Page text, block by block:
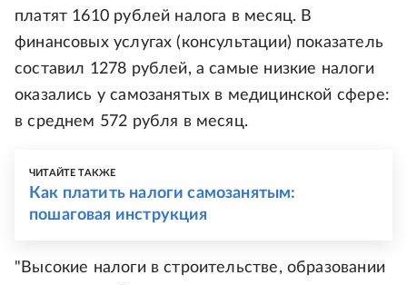
платят 1610 рублей налога в месяц. В
финансовых услугах (консультации) показатель
составил 1278 рублей, а самые низкие налоги
оказались у самозанятых в медицинской сфере:
в среднем 572 рубля в месяц.
ЧИТАЙТЕ ТАКЖЕ
Как платить налоги самозанятым:
пошаговая инструкция
"Высокие налоги в строительстве, образовании